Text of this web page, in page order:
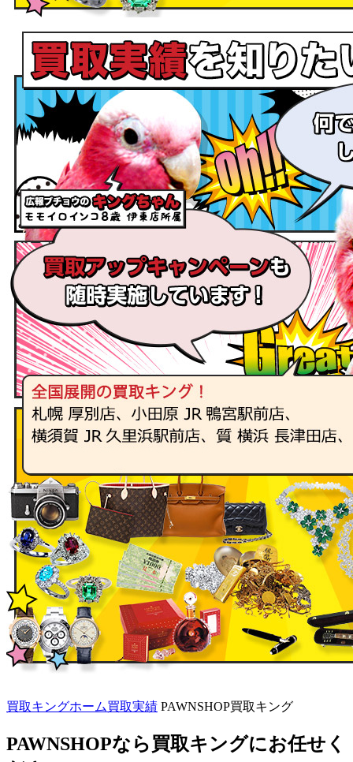
買取キングホーム買取実績 PAWNSHOP買取キング
PAWNSHOPなら買取キングにお任せく